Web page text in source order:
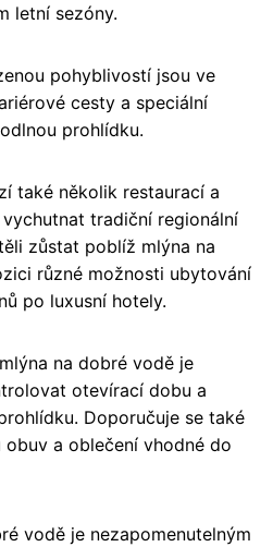
letní sezóny.
pohyblivostí jsou ve
cesty a speciální
prohlídku.
také několik restaurací a
tradiční regionální
zůstat poblíž mlýna na
různé možnosti ubytování
po luxusní hotely.
na dobré vodě je
otevírací dobu a
Doporučuje se také
a oblečení vhodné do
vodě je nezapomenutelným